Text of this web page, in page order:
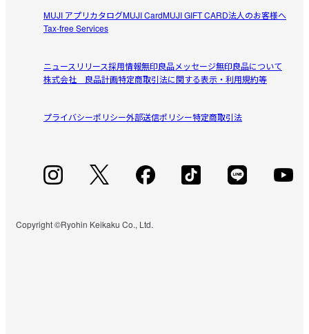
MUJI アプリカタログMUJI CardMUJI GIFT CARD法人のお客様へ
Tax-free Services
ニュースリリース採用情報無印良品メッセージ無印良品について
株式会社 良品計画特定商取引法に関する表示・利用規約等
プライバシーポリシー外部送信ポリシー特定商取引法
Copyright ©Ryohin Keikaku Co., Ltd.